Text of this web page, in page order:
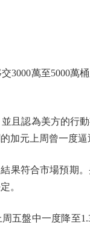
萬至5000萬
認為美方的行
加元上周曾一度逼
符合市場預期
。
盤中一度降至